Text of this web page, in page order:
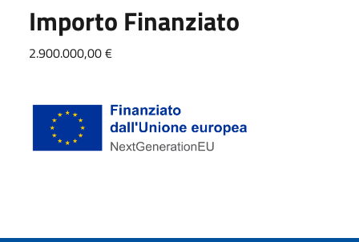
Importo Finanziato
2.900.000,00 €